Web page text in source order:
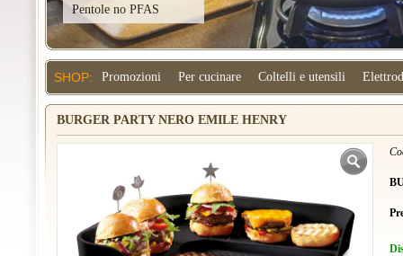
Kitchenaid
SHOP: Promozioni Per cucinare Coltelli e utensili
BURGER PARTY NERO EMILE HENRY